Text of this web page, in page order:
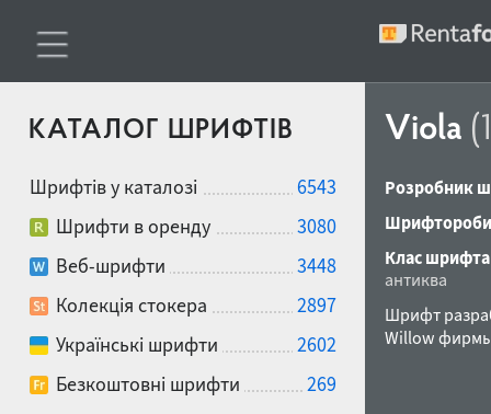
КАТАЛОГ ШРИФТІВ
Шрифтів у каталозі
6543
Шрифти в оренду
3080
Веб-шрифти
3448
Колекція стокера
2897
Українські шрифти
2602
Безкоштовні шрифти
269
Viola
Розробник
Клас
антиква
Шрифт
Willow фирмы